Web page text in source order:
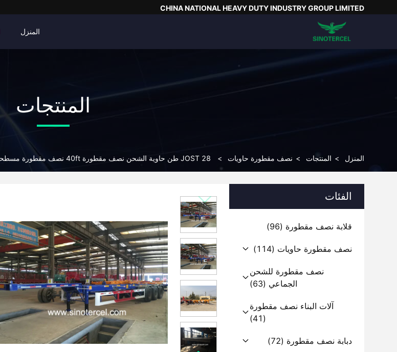
CHINA NATIONAL HEAVY DUTY INDUSTRY GROUP LIMITED
المنزل
المنتجات
المنزل > المنتجات > نصف مقطورة حاويات > JOST 28 طن حاوية الشحن نصف مقطورة 40ft نصف مقطورة مسطحة مع مكابح ABS
الفئات
قلابة نصف مقطورة (96)
نصف مقطورة حاويات (114)
نصف مقطورة للشحن
الجماعي (63)
آلات البناء نصف مقطورة
(41)
دبابة نصف مقطورة (72)